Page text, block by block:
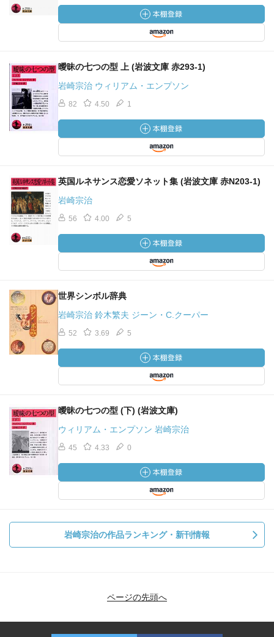
曖昧の七つの型 上 (岩波文庫 赤293-1)
岩崎宗治 ウィリアム・エンプソン
82 4.50 1
英国ルネサンス恋愛ソネット集 (岩波文庫 赤N203-1)
岩崎宗治
56 4.00 5
世界シンボル辞典
岩崎宗治 鈴木繁夫 ジーン・C.クーパー
52 3.69 5
曖昧の七つの型 (下) (岩波文庫)
ウィリアム・エンプソン 岩崎宗治
45 4.33 0
岩崎宗治の作品ランキング・新刊情報
ページの先頭へ